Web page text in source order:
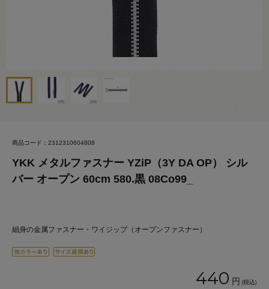
商品コード：2312310604808
YKK メタルファスナー YZiP（3Y DA OP） シル
バー オープン 60cm 580.黒 08Co99_
細身の金属ファスナー・ワイジップ（オープンファスナー）
440 円 (税込)